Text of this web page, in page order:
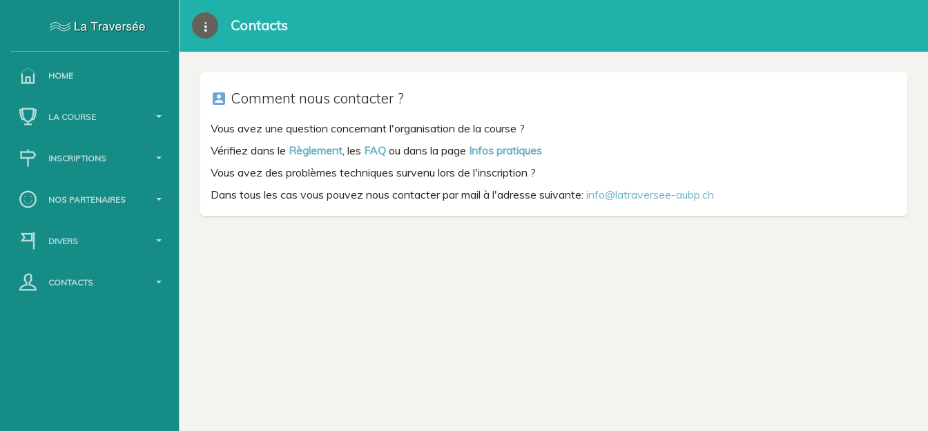
HOME
LA COURSE
INSCRIPTIONS
NOS PARTENAIRES
DIVERS
CONTACTS
Contacts
account_box Comment nous contacter ?
Vous avez une question concernant l'organisation de la course ?
Vérifiez dans le Règlement, les FAQ ou dans la page Infos pratiques
Vous avez des problèmes techniques survenu lors de l'inscription ?
Dans tous les cas vous pouvez nous contacter par mail à l'adresse suivante: info@latraversee-aubp.ch